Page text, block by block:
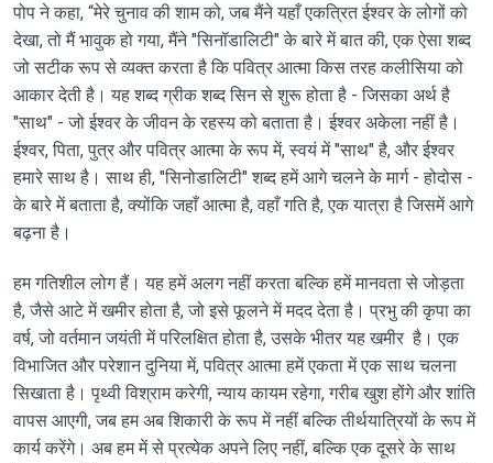
पोप ने कहा, “मेरे चुनाव की शाम को, जब मैंने यहाँ एकत्रित ईश्वर के लोगों को
देखा, तो मैं भावुक हो गया, मैंने "सिनॉडालिटी" के बारे में बात की, एक ऐसा शब्द
जो सटीक रूप से व्यक्त करता है कि पवित्र आत्मा किस तरह कलीसिया को
आकार देती है। यह शब्द ग्रीक शब्द सिन से शुरू होता है - जिसका अर्थ है
"साथ" - जो ईश्वर के जीवन के रहस्य को बताता है। ईश्वर अकेला नहीं है।
ईश्वर, पिता, पुत्र और पवित्र आत्मा के रूप में, स्वयं में "साथ" है, और ईश्वर
हमारे साथ है। साथ ही, "सिनोडालिटी" शब्द हमें आगे चलने के मार्ग - होदोस -
के बारे में बताता है, क्योंकि जहाँ आत्मा है, वहाँ गति है, एक यात्रा है जिसमें आगे
बढ़ना है।
हम गतिशील लोग हैं। यह हमें अलग नहीं करता बल्कि हमें मानवता से जोड़ता
है, जैसे आटे में खमीर होता है, जो इसे फूलने में मदद देता है। प्रभु की कृपा का
वर्ष, जो वर्तमान जयंती में परिलक्षित होता है, उसके भीतर यह खमीर है। एक
विभाजित और परेशान दुनिया में, पवित्र आत्मा हमें एकता में एक साथ चलना
सिखाता है। पृथ्वी विश्राम करेगी, न्याय कायम रहेगा, गरीब खुश होंगे और शांति
वापस आएगी, जब हम अब शिकारी के रूप में नहीं बल्कि तीर्थयात्रियों के रूप में
कार्य करेंगे। अब हम में से प्रत्येक अपने लिए नहीं, बल्कि एक दूसरे के साथ